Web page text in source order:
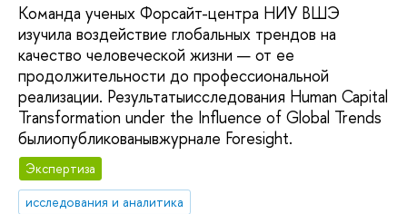
Команда ученых Форсайт-центра НИУ ВШЭ
изучила воздействие глобальных трендов на
качество человеческой жизни — от ее
продолжительности до профессиональной
реализации. Результатыисследования Human Capital
Transformation under the Influence of Global Trends
былиопубликованывжурнале Foresight.
Экспертиза
исследования и аналитика